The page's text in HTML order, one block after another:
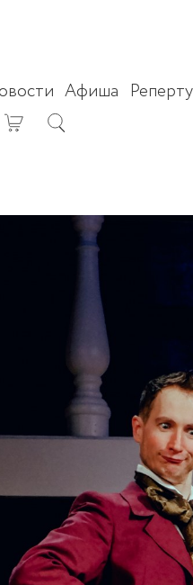
Афиша